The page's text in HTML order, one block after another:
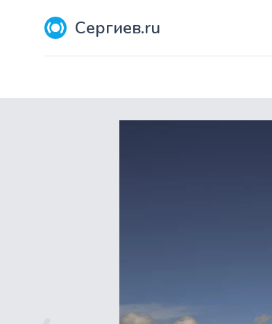
Сергиев.ru